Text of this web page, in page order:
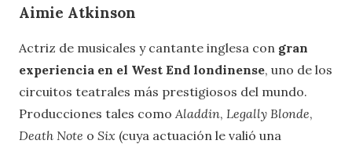
Aimie Atkinson
Actriz de musicales y cantante inglesa con gran
experiencia en el West End londinense, uno de los
circuitos teatrales más prestigiosos del mundo.
Producciones tales como Aladdin, Legally Blonde,
Death Note o Six (cuya actuación le valió una